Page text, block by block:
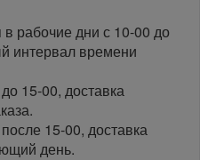
рабочие дни с 10-00 до
интервал времени
15-00, доставка
15-00, доставка
день.